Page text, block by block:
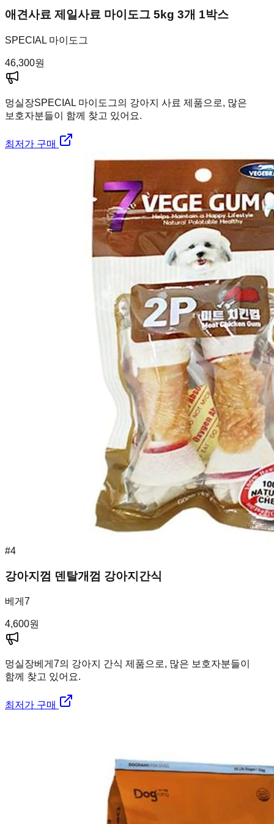
애견사료 제일사료 마이도그 5kg 3개 1박스
SPECIAL 마이도그
46,300원
멍실장SPECIAL 마이도그의 강아지 사료 제품으로, 많은
보호자분들이 함께 찾고 있어요.
최저가 구매
#4
강아지껌 덴탈개껌 강아지간식
베게7
4,600원
멍실장베게7의 강아지 간식 제품으로, 많은 보호자분들이
함께 찾고 있어요.
최저가 구매